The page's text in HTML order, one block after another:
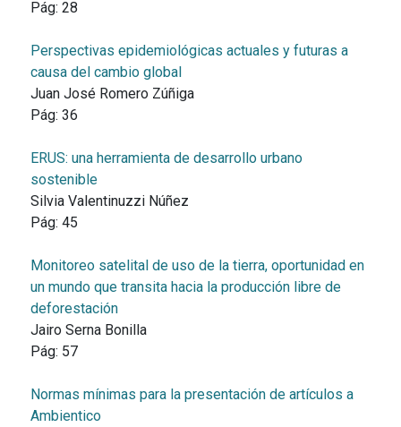
Pág: 28
Perspectivas epidemiológicas actuales y futuras a
causa del cambio global
Juan José Romero Zúñiga
Pág: 36
ERUS: una herramienta de desarrollo urbano
sostenible
Silvia Valentinuzzi Núñez
Pág: 45
Monitoreo satelital de uso de la tierra, oportunidad en
un mundo que transita hacia la producción libre de
deforestación
Jairo Serna Bonilla
Pág: 57
Normas mínimas para la presentación de artículos a
Ambientico